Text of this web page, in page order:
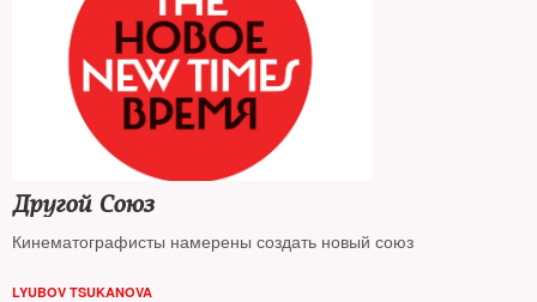
Другой Союз
Кинема­то­гра­фисты намерены создать новый союз
LYUBOV TSUKANOVA